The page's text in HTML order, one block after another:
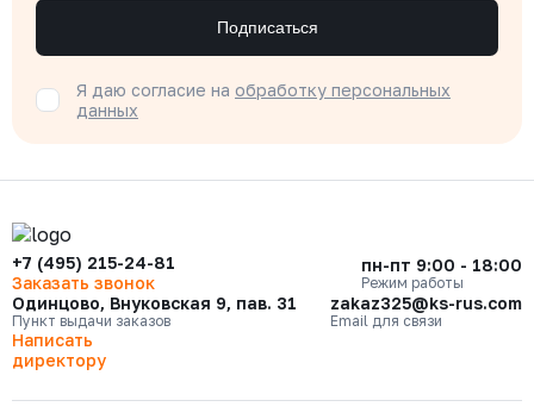
Подписаться
Я даю согласие на обработку персональных
данных
+7 (495) 215-24-81
Заказать звонок
пн-пт 9:00 - 18:00
Режим работы
Одинцово, Внуковская 9, пав. 31
Пункт выдачи заказов
zakaz325@ks-rus.com
Email для связи
Написать
директору